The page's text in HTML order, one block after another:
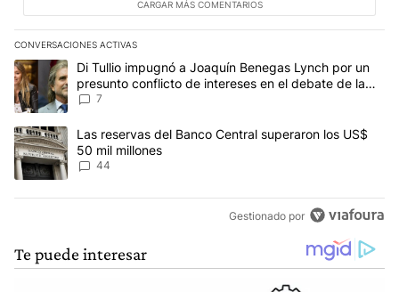
CARGAR MÁS COMENTARIOS
CONVERSACIONES ACTIVAS
Este listado muestra los artículos con más comentarios en los
Un artículo de tendencia con el título "Di Tullio impugnó a
Di Tullio impugnó a Joaquín Benegas Lynch por un
presunto conflicto de intereses en el debate de la
Ley de Tierras
7
Un artículo de tendencia con el título "Las reservas del Banco
Las reservas del Banco Central superaron los US$
50 mil millones
44
Gestionado por